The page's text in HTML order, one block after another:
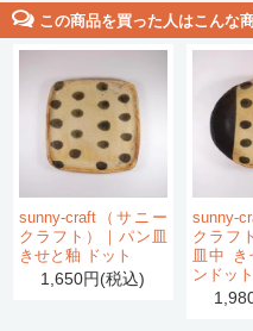
この商品を買った人はこんな
sunny-craft（サニー
クラフト）｜パン皿
きせと釉 ドット
1,650円(税込)
sunny-
クラフ
皿中
ンドット